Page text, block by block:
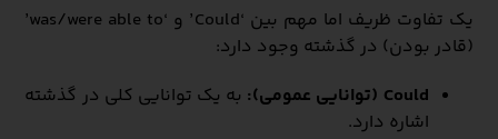
یک تفاوت ظریف اما مهم بین ‘Could’ و ‘was/were able to’
(قادر بودن) در گذشته وجود دارد:
Could (توانایی عمومی):
به یک توانایی کلی در گذشته
اشاره دارد.